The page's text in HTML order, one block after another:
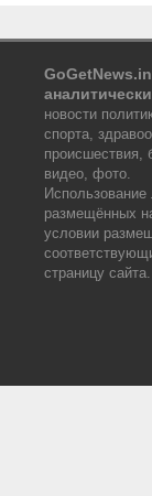
новости
спорта,
происшествия,
видео, фото.
размещённых
условии
страницу сайта.